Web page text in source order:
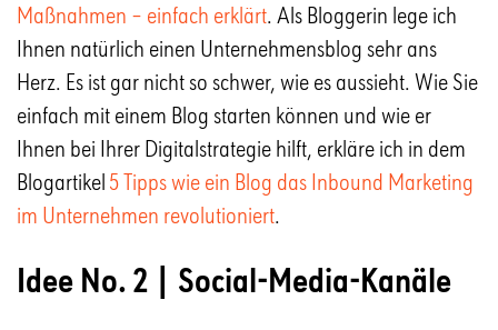
Maßnahmen – einfach erklärt. Als Bloggerin lege ich
Ihnen natürlich einen Unternehmensblog sehr ans
Herz. Es ist gar nicht so schwer, wie es aussieht. Wie Sie
einfach mit einem Blog starten können und wie er
Ihnen bei Ihrer Digitalstrategie hilft, erkläre ich in dem
Blogartikel 5 Tipps wie ein Blog das Inbound Marketing
im Unternehmen revolutioniert.
Idee No. 2 | Social-Media-Kanäle